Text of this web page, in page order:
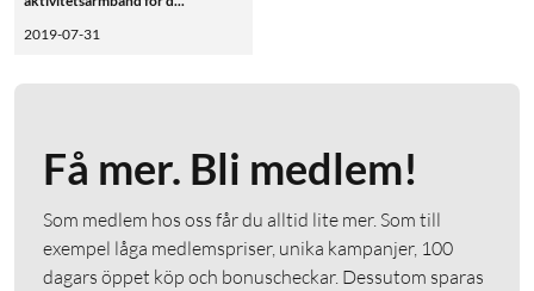
2019-07-31
Få mer. Bli medlem!
Som medlem hos oss får du alltid lite mer. Som till
exempel låga medlemspriser, unika kampanjer, 100
dagars öppet köp och bonuscheckar. Dessutom sparas